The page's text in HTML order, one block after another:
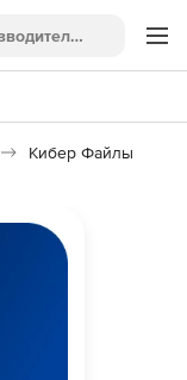
Кибер Файлы